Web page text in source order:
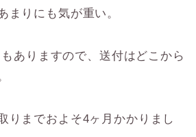
まりにも気が重い。
ありますので、送付はどこから
りまでおよそ4ヶ月かかりまし